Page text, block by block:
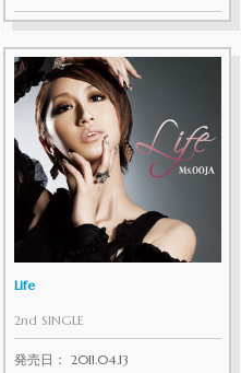
Life
2nd SINGLE
発売日： 2011.04.13